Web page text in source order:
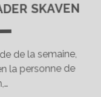
SKAVEN
de la semaine,
la personne de